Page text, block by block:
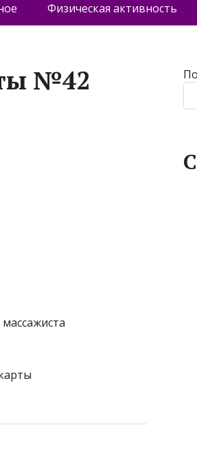
Физическая активность
№42